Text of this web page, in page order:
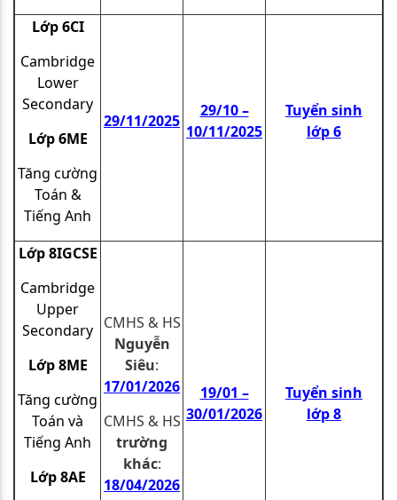
Lớp 6CI
Cambridge
Lower
Secondary
Lớp 6ME
Tăng cường
Toán &
Tiếng Anh
29/11/2025
29/10 –
10/11/2025
Tuyển sinh
lớp 6
Lớp 8IGCSE
Cambridge
Upper
Secondary
Lớp 8ME
Tăng cường
Toán và
Tiếng Anh
Lớp 8AE
CMHS & HS
Nguyễn
Siêu:
17/01/2026
CMHS & HS
trường
khác:
18/04/2026
19/01 –
30/01/2026
Tuyển sinh
lớp 8